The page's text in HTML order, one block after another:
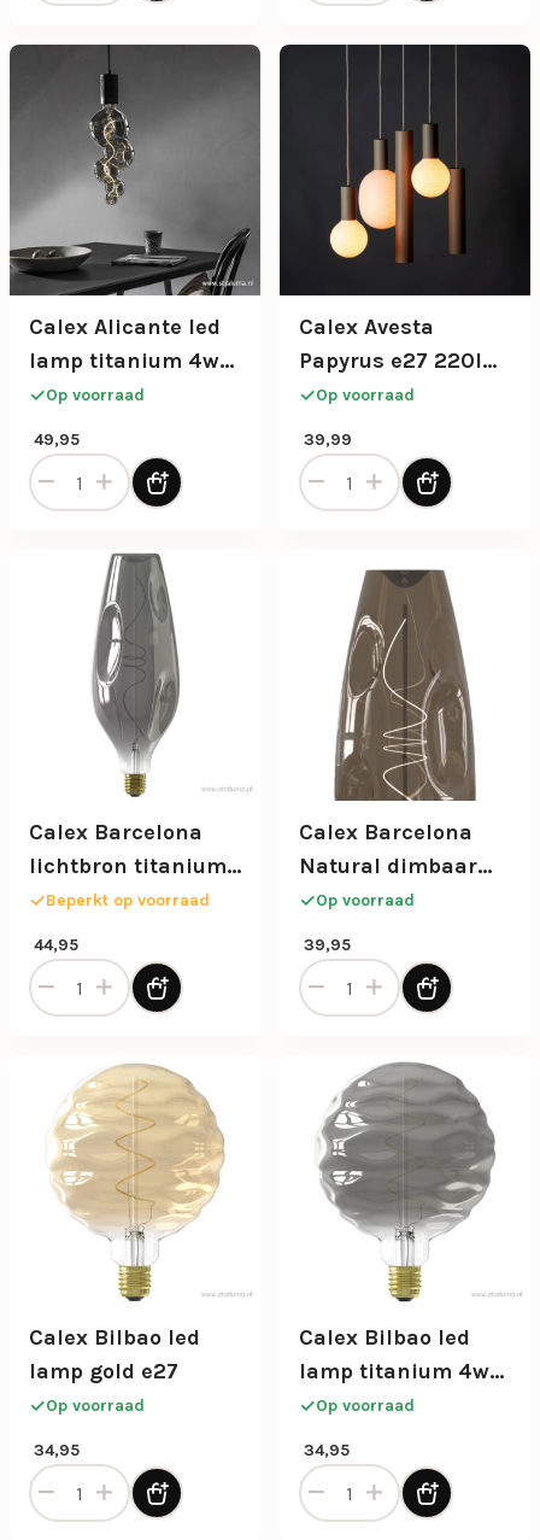
Calex Alicante led
lamp titanium 4w
e27Op voorraad
49,95
Calex Alicante led lamp titanium 4w e27 aantal
Calex Avesta
Papyrus e27 220lm
1800k dimbaar
Op voorraad
39,99
Calex Avesta Papyrus e27
Calex Barcelona
lichtbron titanium
4w e27
Beperkt op voorraad
44,95
Calex Barcelona lichtbron titanium 4w e27 aantal
Calex Barcelona
Natural dimbaar
4w e27
Op voorraad
39,95
Calex Barcelona Natural
Calex Bilbao led
lamp gold e27
Op voorraad
34,95
Calex Bilbao led lamp gold e27 aantal
Calex Bilbao led
lamp titanium 4w
e27Op voorraad
34,95
Calex Bilbao led lamp